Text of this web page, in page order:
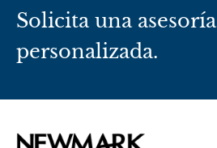
Solicita una asesoría
personalizada.